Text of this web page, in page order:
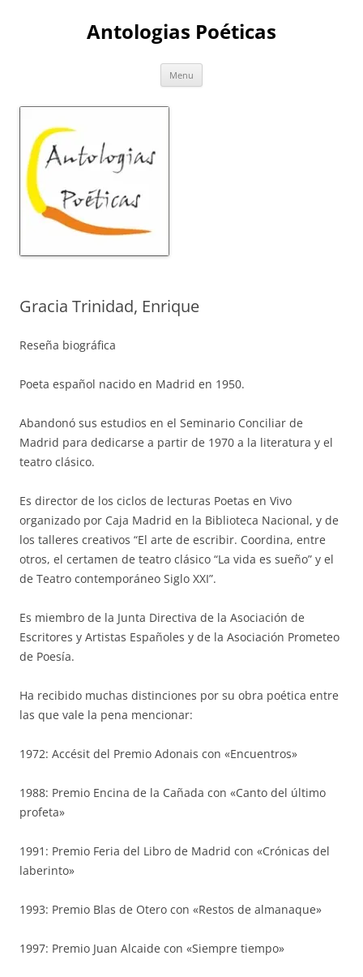
Antologias Poéticas
Menu
Gracia Trinidad, Enrique
Reseña biográfica
Poeta español nacido en Madrid en 1950.
Abandonó sus estudios en el Seminario Conciliar de
Madrid para dedicarse a partir de 1970 a la literatura y el
teatro clásico.
Es director de los ciclos de lecturas Poetas en Vivo
organizado por Caja Madrid en la Biblioteca Nacional, y de
los talleres creativos “El arte de escribir. Coordina, entre
otros, el certamen de teatro clásico “La vida es sueño” y el
de Teatro contemporáneo Siglo XXI”.
Es miembro de la Junta Directiva de la Asociación de
Escritores y Artistas Españoles y de la Asociación Prometeo
de Poesía.
Ha recibido muchas distinciones por su obra poética entre
las que vale la pena mencionar:
1972: Accésit del Premio Adonais con «Encuentros»
1988: Premio Encina de la Cañada con «Canto del último
profeta»
1991: Premio Feria del Libro de Madrid con «Crónicas del
laberinto»
1993: Premio Blas de Otero con «Restos de almanaque»
1997: Premio Juan Alcaide con «Siempre tiempo»